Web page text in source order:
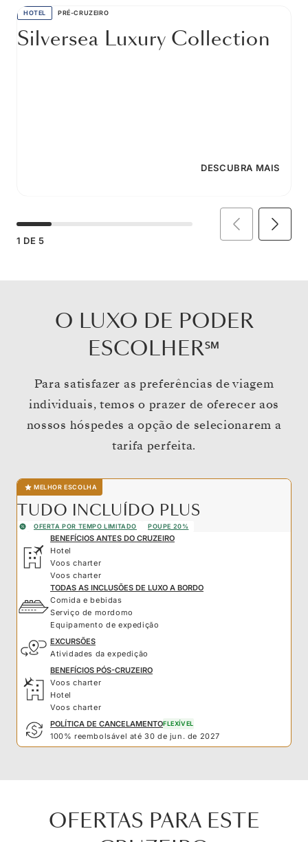
HOTEL PRÉ-CRUZEIRO
Silversea Luxury Collection
DESCUBRA MAIS
1 DE 5
O LUXO DE PODER
ESCOLHER℠
Para satisfazer as preferências de viagem
individuais, temos o prazer de oferecer aos
nossos hóspedes a opção de selecionarem a
tarifa perfeita.
MELHOR ESCOLHA
TUDO INCLUÍDO PLUS
OFERTA POR TEMPO LIMITADO POUPE 20%
BENEFÍCIOS ANTES DO CRUZEIRO
Hotel
Voos charter
Voos charter
TODAS AS INCLUSÕES DE LUXO A BORDO
Comida e bebidas
Serviço de mordomo
Equipamento de expedição
EXCURSÕES
Atividades da expedição
BENEFÍCIOS PÓS-CRUZEIRO
Voos charter
Hotel
Voos charter
POLÍTICA DE CANCELAMENTOFLEXÍVEL
100% reembolsável até 30 de jun. de 2027
OFERTAS PARA ESTE